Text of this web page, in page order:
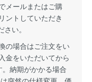
メールまたはご購
ントしていただき
い。
の場合はご注文をい
金をいただいてから
納期がかかる場合